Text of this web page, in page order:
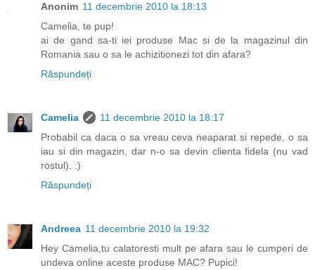
Anonim 11 decembrie 2010 la 18:13
Camelia, te pup!
ai de gand sa-ti iei produse Mac si de la magazinul din
Romania sau o sa le achizitionezi tot din afara?
Răspundeți
Camelia
11 decembrie 2010 la 18:17
Probabil ca daca o sa vreau ceva neaparat si repede, o sa
iau si din magazin, dar n-o sa devin clienta fidela (nu vad
rostul). :)
Răspundeți
Andreea 11 decembrie 2010 la 19:32
Hey Camelia,tu calatoresti mult pe afara sau le cumperi de
undeva online aceste produse MAC? Pupici!